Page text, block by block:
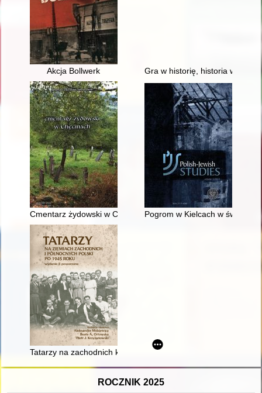
Akcja Bollwerk Gra w historię, historia w grach
Cmentarz żydowski w Chęcinach = Bet ha-ḳevarot ha-yehudi
Pogrom w Kielcach w świetle
Tatarzy na zachodnich kresach
ROCZNIK 2025